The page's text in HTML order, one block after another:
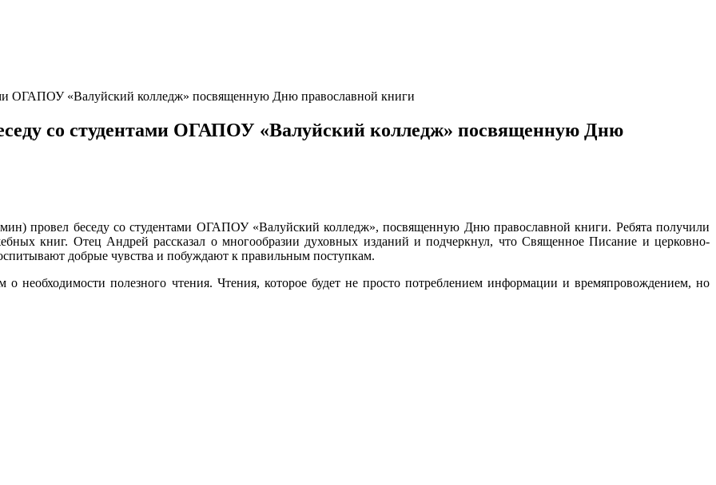
ОГАПОУ «Валуйский колледж» посвященную Дню православной книги
со студентами ОГАПОУ «Валуйский колледж» посвященную Дню
провел беседу со студентами ОГАПОУ «Валуйский колледж», посвященную Дню православной книги. Ребята получили
книг. Отец Андрей рассказал о многообразии духовных изданий и подчеркнул, что Священное Писание и церковно-
добрые чувства и побуждают к правильным поступкам.
необходимости полезного чтения. Чтения, которое будет не просто потреблением информации и времяпровождением, но